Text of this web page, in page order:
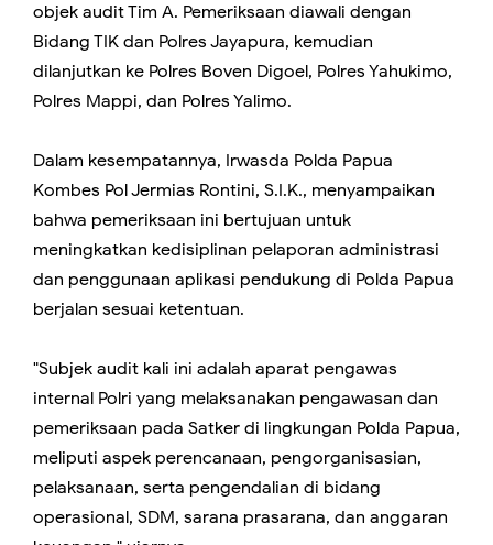
objek audit Tim A. Pemeriksaan diawali dengan
Bidang TIK dan Polres Jayapura, kemudian
dilanjutkan ke Polres Boven Digoel, Polres Yahukimo,
Polres Mappi, dan Polres Yalimo.
Dalam kesempatannya, Irwasda Polda Papua
Kombes Pol Jermias Rontini, S.I.K., menyampaikan
bahwa pemeriksaan ini bertujuan untuk
meningkatkan kedisiplinan pelaporan administrasi
dan penggunaan aplikasi pendukung di Polda Papua
berjalan sesuai ketentuan.
"Subjek audit kali ini adalah aparat pengawas
internal Polri yang melaksanakan pengawasan dan
pemeriksaan pada Satker di lingkungan Polda Papua,
meliputi aspek perencanaan, pengorganisasian,
pelaksanaan, serta pengendalian di bidang
operasional, SDM, sarana prasarana, dan anggaran